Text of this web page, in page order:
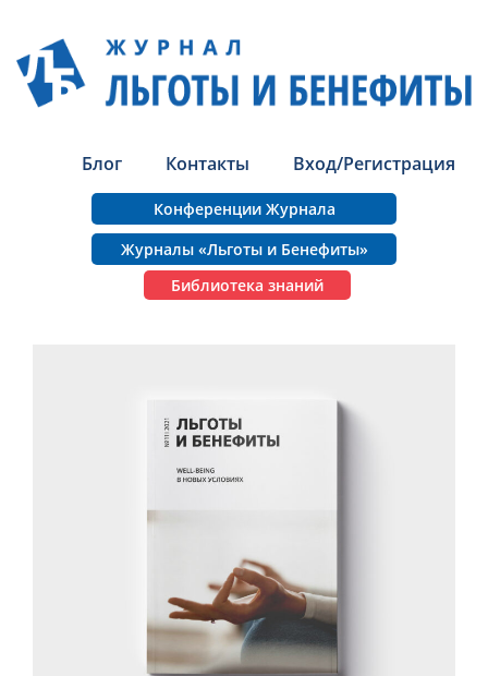
Блог Контакты Вход/Регистрация
Конференции Журнала
Журналы «Льготы и Бенефиты»
Библиотека знаний